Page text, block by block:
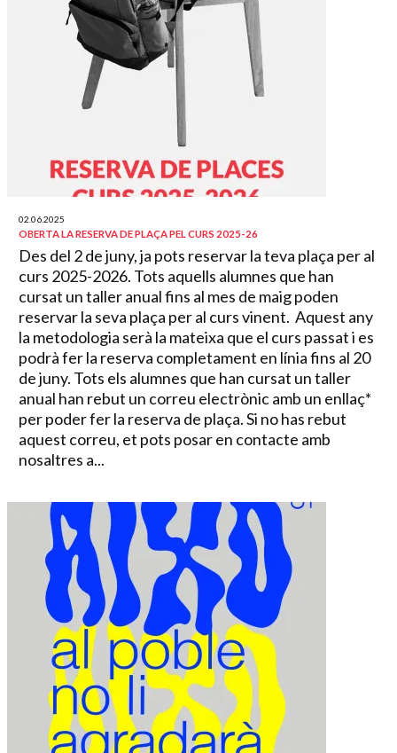
02.06.2025
OBERTA LA RESERVA DE PLAÇA PEL CURS 2025-26
Des del 2 de juny, ja pots reservar la teva plaça per al
curs 2025-2026. Tots aquells alumnes que han
cursat un taller anual fins al mes de maig poden
reservar la seva plaça per al curs vinent. Aquest any
la metodologia serà la mateixa que el curs passat i es
podrà fer la reserva completament en línia fins al 20
de juny. Tots els alumnes que han cursat un taller
anual han rebut un correu electrònic amb un enllaç*
per poder fer la reserva de plaça. Si no has rebut
aquest correu, et pots posar en contacte amb
nosaltres a...